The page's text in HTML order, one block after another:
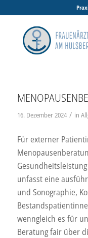
16. Dezember 2024 / in
Für externer
unfasst eine
und Sonographie,
wenngleich es für
Beratung fair über